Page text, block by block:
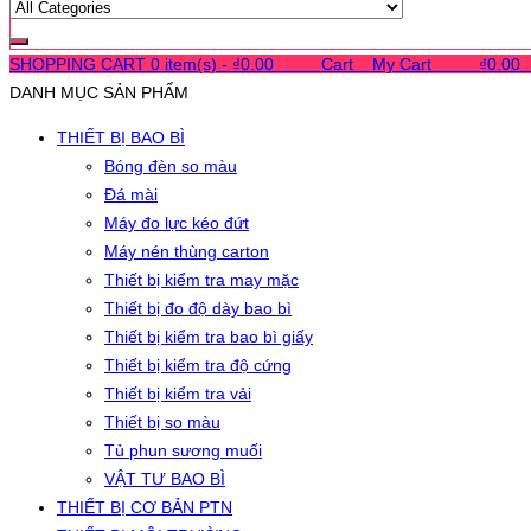
SHOPPING CART 0 item(s) - ₫0.00 Cart My Cart ₫0.00
DANH MỤC SẢN PHẨM
THIẾT BỊ BAO BÌ
Bóng đèn so màu
Đá mài
Máy đo lực kéo đứt
Máy nén thùng carton
Thiết bị kiểm tra may mặc
Thiết bị đo độ dày bao bì
Thiết bị kiểm tra bao bì giấy
Thiết bị kiểm tra độ cứng
Thiết bị kiểm tra vải
Thiết bị so màu
Tủ phun sương muối
VẬT TƯ BAO BÌ
THIẾT BỊ CƠ BẢN PTN